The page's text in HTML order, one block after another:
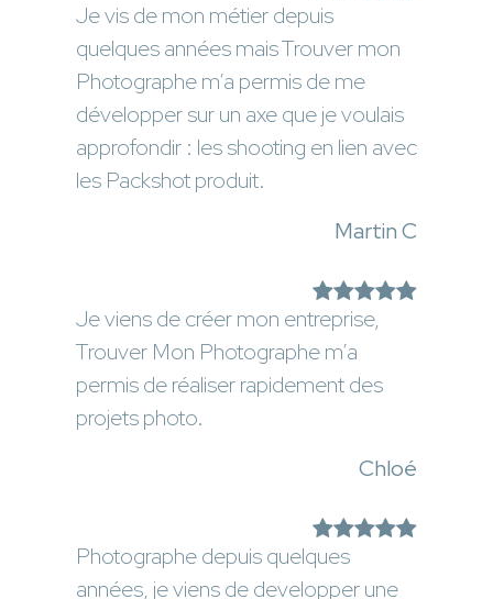
Je vis de mon métier depuis
quelques années mais Trouver mon
Photographe m’a permis de me
développer sur un axe que je voulais
approfondir : les shooting en lien avec
les Packshot produit.
Martin C
Je viens de créer mon entreprise,
Trouver Mon Photographe m’a
permis de réaliser rapidement des
projets photo.
Chloé
Photographe depuis quelques
années, je viens de developper une